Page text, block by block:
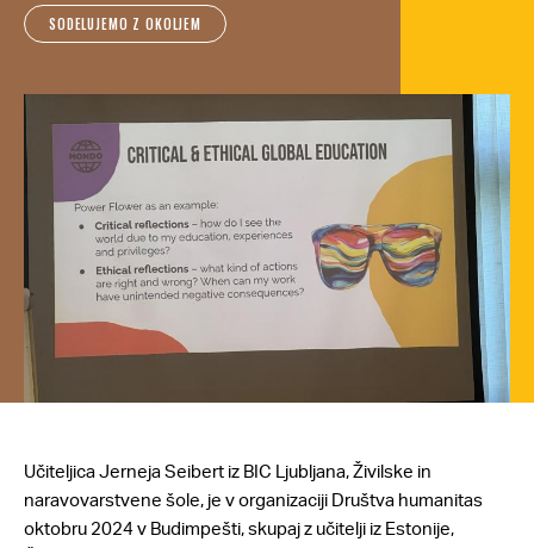
SODELUJEMO Z OKOLJEM
Učiteljica Jerneja Seibert iz BIC Ljubljana, Živilske in
naravovarstvene šole, je v organizaciji Društva humanitas
oktobru 2024 v Budimpešti, skupaj z učitelji iz Estonije,